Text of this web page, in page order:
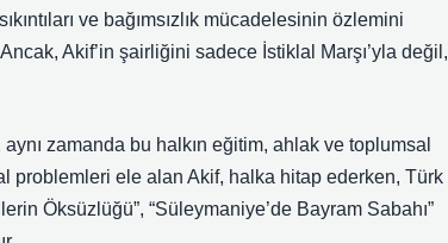
ve bağımsızlık mücadelesinin özlemini
Akif’in şairliğini sadece İstiklal Marşı’yla değil,
zamanda bu halkın eğitim, ahlak ve toplumsal
problemleri ele alan Akif, halka hitap ederken, Türk
Öksüzlüğü”, “Süleymaniye’de Bayram Sabahı”